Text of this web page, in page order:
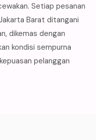
Setiap pesanan
Barat ditangani
dikemas dengan
kondisi sempurna
pelanggan